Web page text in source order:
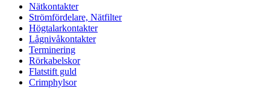
Nätkontakter
Strömfördelare, Nätfilter
Högtalarkontakter
Lågnivåkontakter
Terminering
Rörkabelskor
Flatstift guld
Crimphylsor